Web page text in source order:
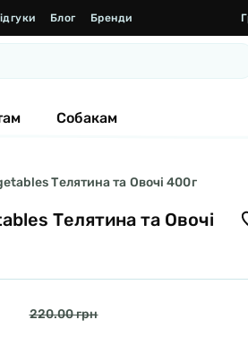
Блог Бренди
Собакам
Телятина та Овочі 400г
Телятина та Овочі
220.00 грн